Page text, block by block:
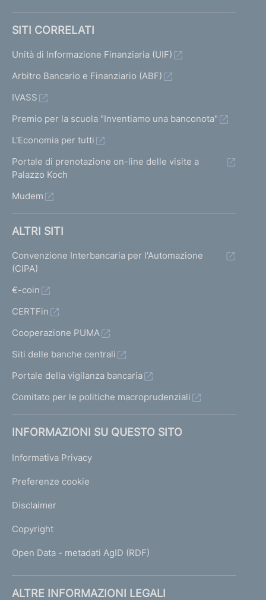
SITI CORRELATI
Unità di Informazione Finanziaria (UIF)
Arbitro Bancario e Finanziario (ABF)
IVASS
Premio per la scuola "Inventiamo una banconota"
L'Economia per tutti
Portale di prenotazione on-line delle visite a
Palazzo Koch
Mudem
ALTRI SITI
Convenzione Interbancaria per l'Automazione
(CIPA)
€-coin
CERTFin
Cooperazione PUMA
Siti delle banche centrali
Portale della vigilanza bancaria
Comitato per le politiche macroprudenziali
INFORMAZIONI SU QUESTO SITO
Informativa Privacy
Preferenze cookie
Disclaimer
Copyright
Open Data - metadati AgID (RDF)
ALTRE INFORMAZIONI LEGALI